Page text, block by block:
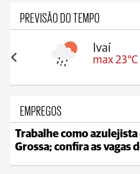
PREVISÃO DO TEMPO
17°C
Ivaí
max 23°C
EMPREGOS
Trabalhe como azulejista
Grossa; confira as vagas